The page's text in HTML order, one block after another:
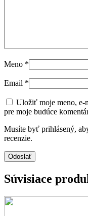
Meno *
Email *
Uložiť moje meno, e-
pre moje budúce
Musíte byť prihlásený,
recenzie.
Súvisiace